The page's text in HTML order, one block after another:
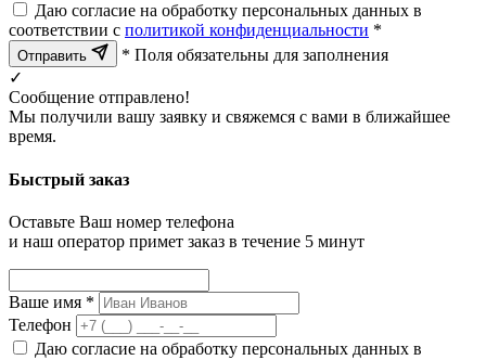
Даю согласие на обработку персональных данных в
соответствии с политикой конфиденциальности *
Отправить
* Поля обязательны для заполнения
✓
Сообщение отправлено!
Мы получили вашу заявку и свяжемся с вами в ближайшее
время.
Быстрый заказ
Оставьте Ваш номер телефона
и наш оператор примет заказ в течение 5 минут
Ваше имя *
Телефон
Даю согласие на обработку персональных данных в